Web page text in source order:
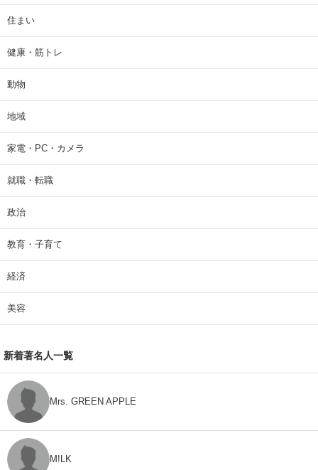
住まい
健康・筋トレ
動物
地域
家電・PC・カメラ
就職・転職
政治
教育・子育て
経済
美容
新着著名人一覧
Mrs. GREEN APPLE
M!LK